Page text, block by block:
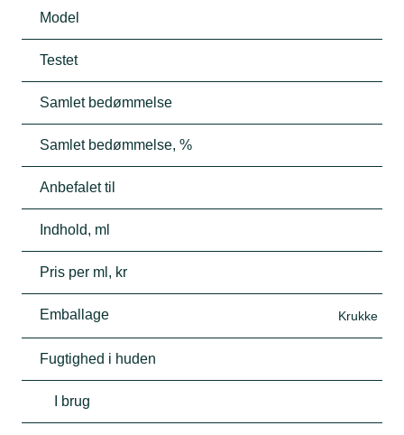
Model
Testet
Samlet bedømmelse
Samlet bedømmelse, %
Anbefalet til
Indhold, ml
Pris per ml, kr
Emballage Krukke
Fugtighed i huden
I brug